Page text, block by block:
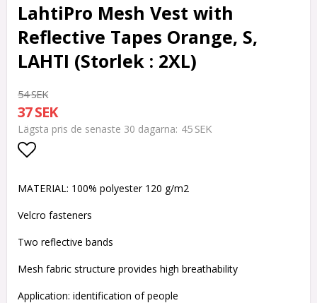
LahtiPro Mesh Vest with
Reflective Tapes Orange, S,
LAHTI (Storlek : 2XL)
54 SEK
37 SEK
Lägsta pris de senaste 30 dagarna 45 SEK
MATERIAL: 100% polyester 120 g/m2
Velcro fasteners
Two reflective bands
Mesh fabric structure provides high breathability
Application: identification of people